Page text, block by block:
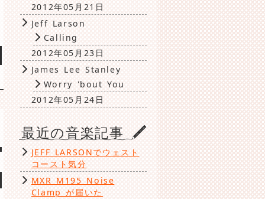
2012年05月21日
Jeff Larson
Calling
2012年05月23日
James Lee Stanley
Worry 'bout You
2012年05月24日
最近の音楽記事
JEFF LARSONでウェスト
コースト気分
MXR M195 Noise
Clamp が届いた